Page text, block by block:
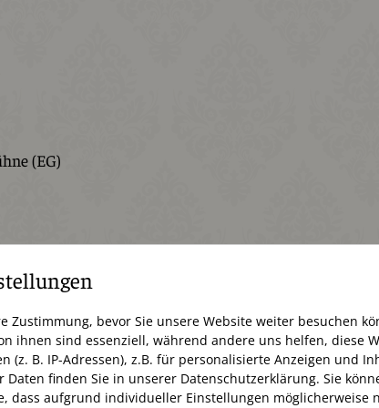
(EG)
34
Berlin
+49 (0) 30 66 69 12 27
info@dasschloss.de
Aktuell haben wir
Montag – Samstag
Zustimmung, bevor Sie unsere Website weiter besuchen
ihnen sind essenziell, während andere uns helfen, diese
(z. B. IP-Adressen), z.B. für personalisierte Anzeigen und
Daten finden Sie in unserer Datenschutzerklärung. Sie
dass aufgrund individueller Einstellungen möglicherweise